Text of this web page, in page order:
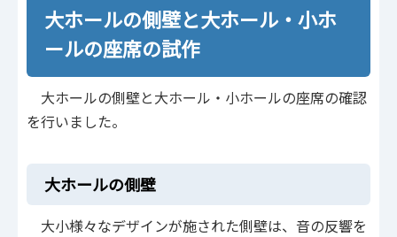
大ホールの側壁と大ホール・小ホ
ールの座席の試作
大ホールの側壁と大ホール・小ホールの座席の確認
を行いました。
大ホールの側壁
大小様々なデザインが施された側壁は、音の反響を